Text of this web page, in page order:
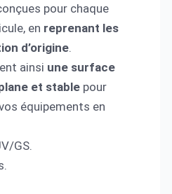
pour chaque
en reprenant les
d’origine.
ainsi une surface
et stable pour
équipements en
GS.